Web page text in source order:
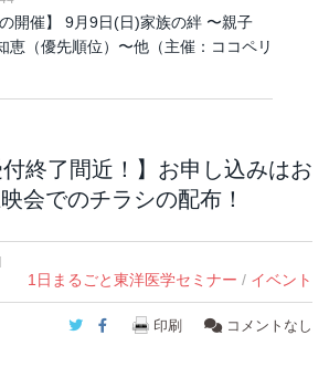
の開催】 9月9日(日)家族の絆 〜親子
恵（優先順位）〜他（主催：ココペリ
付終了間近！】お申し込みはお
会でのチラシの配布！
1日まるごと東洋医学セミナー / イベント
Twitter
Facebook
印刷 コメントなし